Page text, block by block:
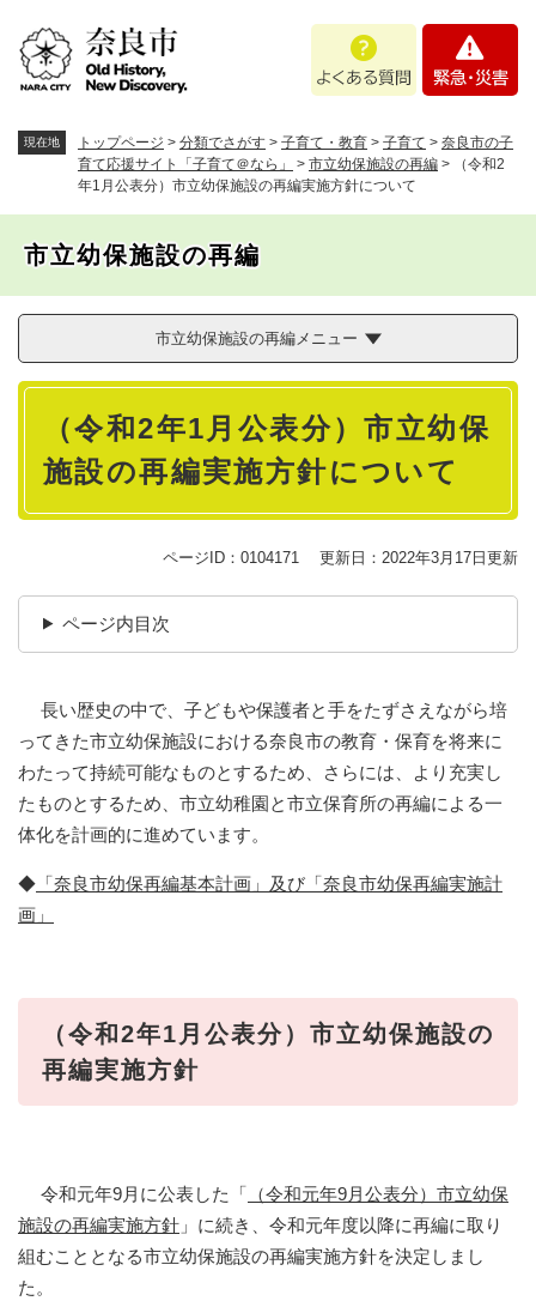
。
あ
問
・
現在地 トップページ > 分類でさがす > 子育て・教育 > 子育て > 奈良市の子
育て応援サイト「子育て＠なら」
> 市立幼保施設の再編 >
（令和2
年1月公表分）市立幼保施設の再編実施方針について
市立幼保施設の再編
市立幼保施設の再編メニュー
本
（令和2年1月公表分）市立幼保
施設の再編実施方針について
ページID：0104171 更新日：2022年3月17日更新
ページ内目次
長い歴史の中で、子どもや保護者と手をたずさえながら培
ってきた市立幼保施設における奈良市の教育・保育を将来に
わたって持続可能なものとするため、さらには、より充実し
たものとするため、市立幼稚園と市立保育所の再編による一
体化を計画的に進めています。
◆ 「奈良市幼保再編基本計画」及び「奈良市幼保再編実施計
画」
（令和2年1月公表分）市立幼保施設の
再編実施方針
令和元年9月に公表した「 （令和元年9月公表分）市立幼保
施設の再編実施方針 」に続き、令和元年度以降に再編に取り
組むこととなる市立幼保施設の再編実施方針を決定しまし
た。